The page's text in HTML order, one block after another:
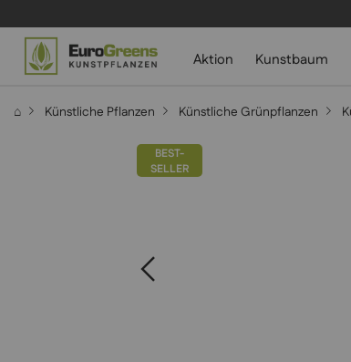
Aktion Kunstbaum
⌂ Künstliche Pflanzen Künstliche Grünpflanzen
BEST-
SELLER